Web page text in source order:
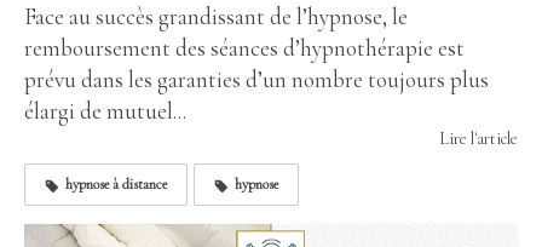
Face au succès grandissant de l’hypnose, le
remboursement des séances d’hypnothérapie est
prévu dans les garanties d’un nombre toujours plus
élargi de mutuel...
Lire l'article
hypnose à distance hypnose